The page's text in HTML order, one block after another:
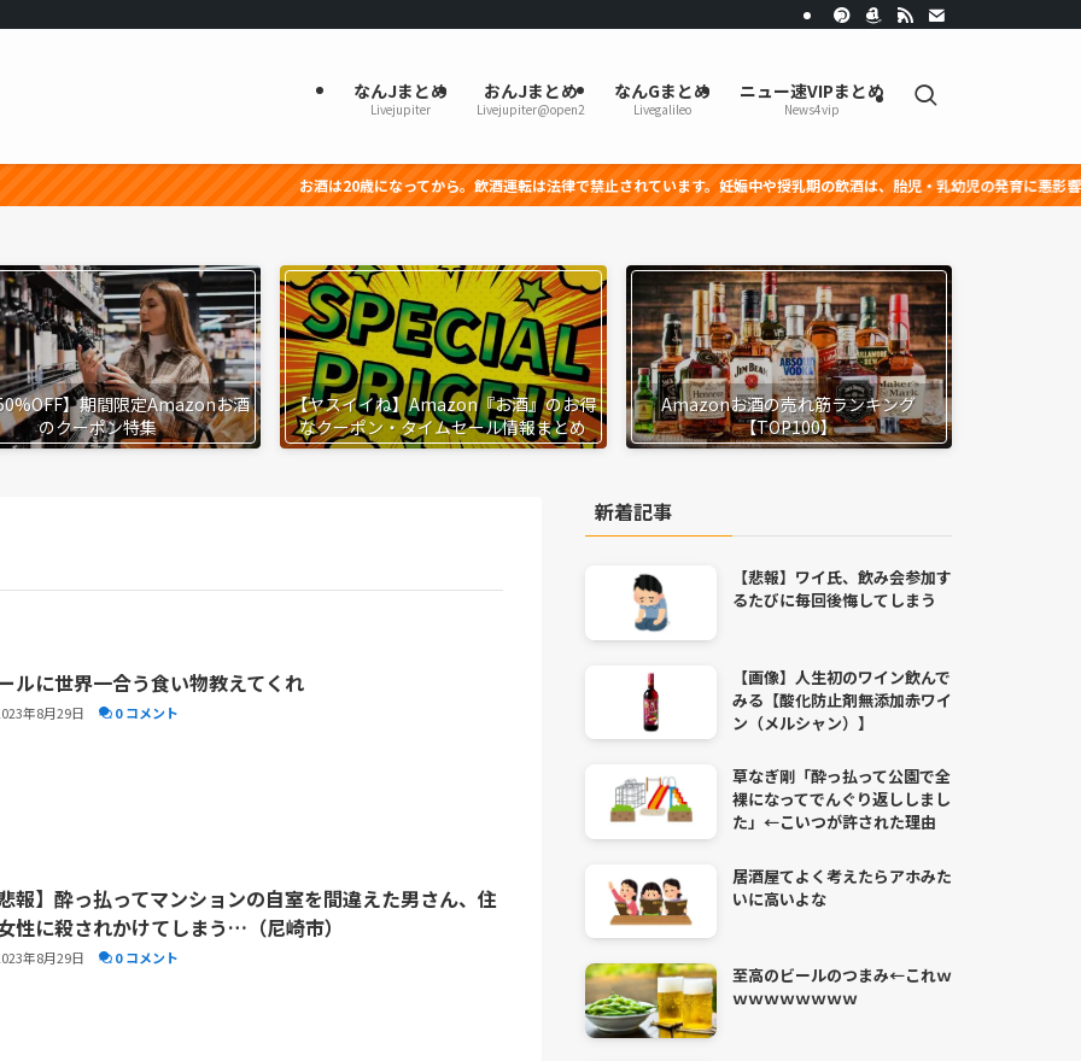
なんJまとめ
Livejupiter
おんJまとめ
Livejupiter@open2
なんGまとめ
Livegalileo
ニュー速VIPまとめ
News4vip
お酒は20歳になってから。飲酒運転は法律で禁止されています。妊娠中や授乳期の飲酒は、胎児・乳幼児の発育に悪影響を与える恐れがあり
】期間限定Amazonお酒
のクーポン特集
【ヤスイイね】Amazon『お酒』のお得
なクーポン・タイムセール情報まとめ
Amazonお酒の売れ筋ランキング
【TOP100】
ルに世界一合う食い物教えてくれ
年8月29日 0 コメント
報】酔っ払ってマンションの自室を間違えた男さん、住
性に殺されかけてしまう…（尼崎市）
年8月29日 0 コメント
新着記事
【悲報】ワイ氏、飲み会参加す
るたびに毎回後悔してしまう
【画像】人生初のワイン飲んで
みる【酸化防止剤無添加赤ワイ
ン（メルシャン）】
草なぎ剛「酔っ払って公園で全
裸になってでんぐり返ししまし
た」←こいつが許された理由
居酒屋てよく考えたらアホみた
いに高いよな
至高のビールのつまみ←これｗ
ｗｗｗｗｗｗｗｗ